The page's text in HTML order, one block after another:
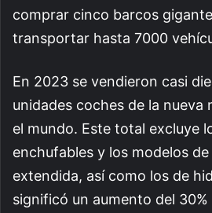
comprar cinco barcos
transportar hasta 7000
En 2023 se vendieron casi
unidades coches de la nueva
el mundo. Este total excluye
enchufables y los modelos
extendida, así como los de
significó un aumento del